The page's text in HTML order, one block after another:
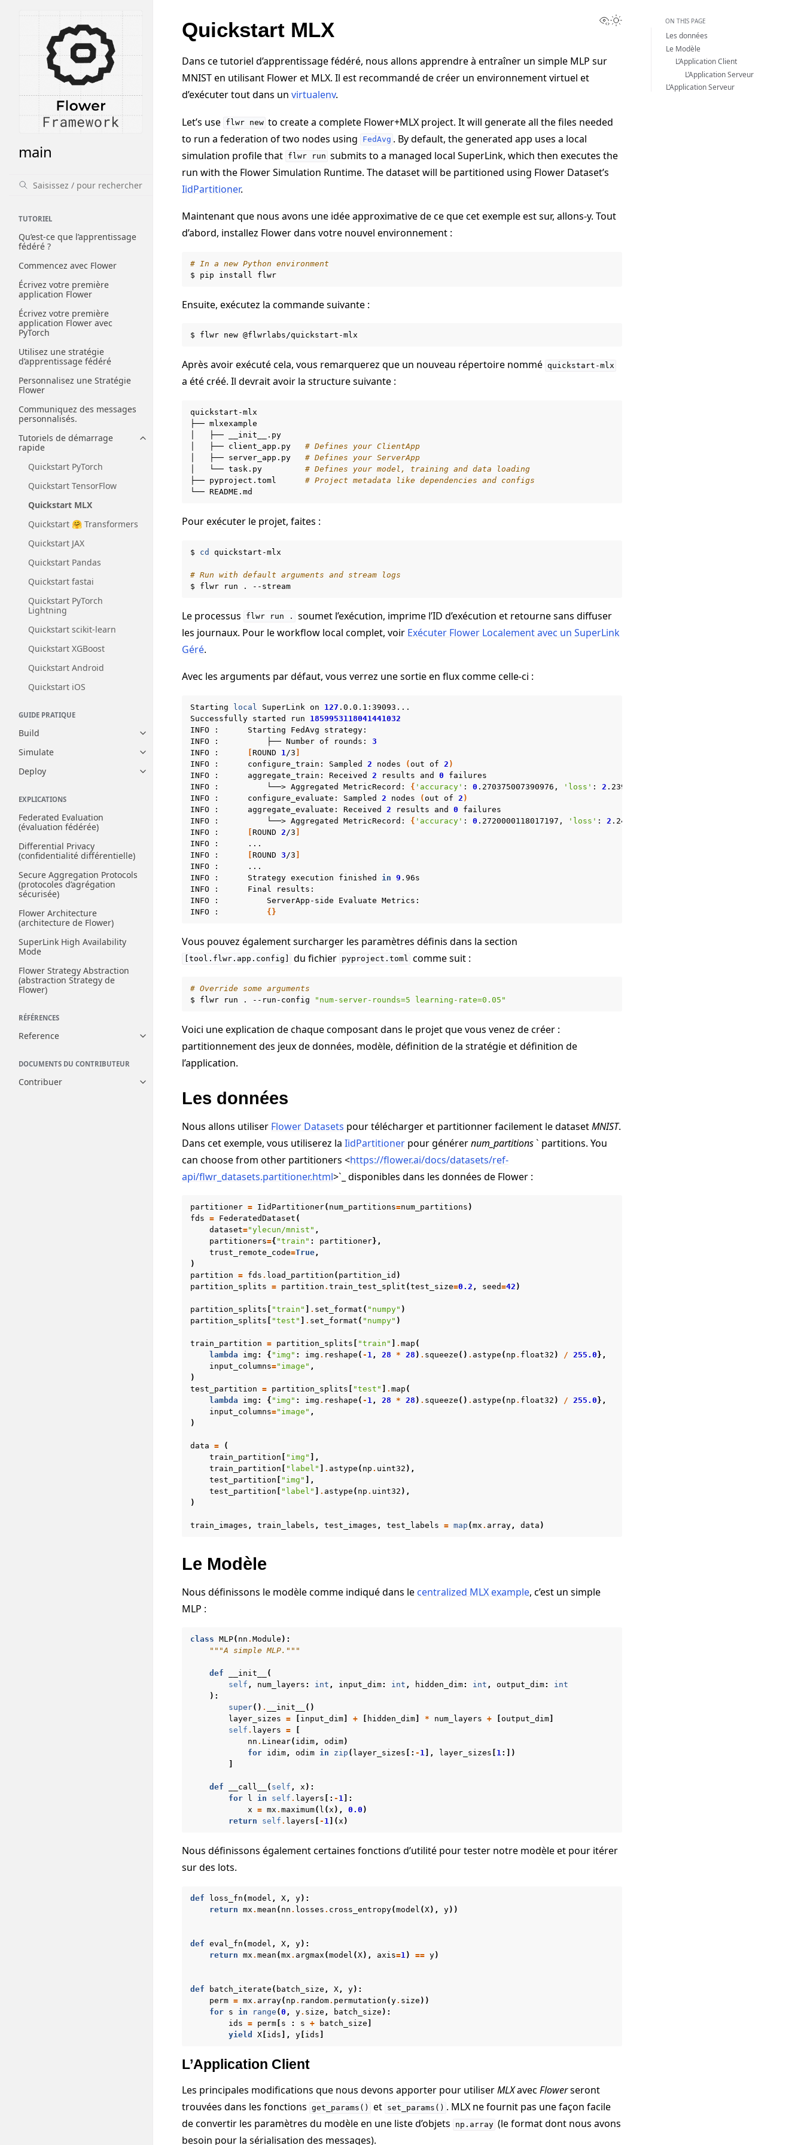
main
TUTORIEL
Qu’est-ce que l’apprentissage
fédéré ?
Commencez avec Flower
Écrivez votre première
application Flower
Écrivez votre première
application Flower avec
PyTorch
Utilisez une stratégie
d’apprentissage fédéré
Personnalisez une Stratégie
Flower
Communiquez des messages
personnalisés.
Tutoriels de démarrage
rapide
Toggle navigation of Tutoriels de démarrage rapide
Quickstart PyTorch
Quickstart TensorFlow
Quickstart MLX
Quickstart 🤗 Transformers
Quickstart JAX
Quickstart Pandas
Quickstart fastai
Quickstart PyTorch
Lightning
Quickstart scikit-learn
Quickstart XGBoost
Quickstart Android
Quickstart iOS
GUIDE PRATIQUE
Build
Toggle navigation of Build
Simulate
Toggle navigation of Simulate
Deploy
Toggle navigation of Deploy
EXPLICATIONS
Federated Evaluation
(évaluation fédérée)
Differential Privacy
(confidentialité différentielle)
Secure Aggregation Protocols
(protocoles d’agrégation
sécurisée)
Flower Architecture
(architecture de Flower)
SuperLink High Availability
Mode
Flower Strategy Abstraction
(abstraction Strategy de
Flower)
RÉFÉRENCES
Reference Toggle navigation of Reference
DOCUMENTS DU CONTRIBUTEUR
Contribuer Toggle navigation of Contribuer
View this page
Toggle Light / Dark / Auto color theme
Quickstart MLX
Dans ce tutoriel d’apprentissage fédéré, nous allons apprendre à entraîner un simple MLP sur
MNIST en utilisant Flower et MLX. Il est recommandé de créer un environnement virtuel et
d’exécuter tout dans un virtualenv.
Let’s use flwr new to create a complete Flower+MLX project. It will generate all the files needed
to run a federation of two nodes using
FedAvg . By default, the generated app uses a local
simulation profile that flwr run submits to a managed local SuperLink, which then executes the
run with the Flower Simulation Runtime. The dataset will be partitioned using Flower Dataset’s
IidPartitioner.
Maintenant que nous avons une idée approximative de ce que cet exemple est sur, allons-y. Tout
d’abord, installez Flower dans votre nouvel environnement :
# In a new Python environment
$
pip install
Ensuite, exécutez la commande suivante :
$ flwr new
Après avoir exécuté cela, vous remarquerez que un nouveau répertoire nommé quickstart-mlx
a été créé. Il devrait avoir la structure suivante :
quickstart-mlx
├── mlxexample
├──
__init__.py
├── client_app.py
# Defines your ClientApp
├── server_app.py
# Defines your ServerApp
└── task.py
# Defines your model, training and data loading
├── pyproject.toml
# Project metadata like dependencies and configs
└──
Pour exécuter le projet, faites :
$ cd quickstart-mlx
# Run with default arguments and stream logs
$
flwr run .
Le processus flwr run .
soumet l’exécution, imprime l’ID d’exécution et retourne sans diffuser
les journaux. Pour le workflow local complet, voir Exécuter Flower Localement avec un SuperLink
Géré.
Avec les arguments par défaut, vous verrez une sortie en flux comme celle-ci :
Starting local SuperLink on 127 .0.0.1:39093...
Successfully started run
1859953118041441032
INFO
: Starting FedAvg
strategy:
INFO
: ├── Number of rounds:
3
INFO
: ROUND 1 /3
INFO
: configure_train: Sampled 2 nodes (out of 2 )
INFO
: aggregate_train: Received 2 results and 0
failures
INFO
: └──> Aggregated MetricRecord: { 'accuracy' : 0 .270375007390976, 'loss' : 2 .2390866
INFO
: configure_evaluate: Sampled 2 nodes (out of 2 )
INFO
: aggregate_evaluate: Received 2 results and 0
failures
INFO
: └──> Aggregated MetricRecord: { 'accuracy' : 0 .2720000118017197, 'loss' : 2 .24028
INFO
: ROUND 2 /3
INFO
:
...
INFO
: ROUND 3 /3
INFO
:
...
INFO
: Strategy execution finished in 9 .96s
INFO
: Final
results:
INFO
: ServerApp-side Evaluate Metrics:
INFO
: {}
Vous pouvez également surcharger les paramètres définis dans la section
[tool.flwr.app.config] du fichier pyproject.toml comme suit :
# Override some arguments
$
flwr run . --run-config "num-server-rounds=5 learning-rate=0.05"
Voici une explication de chaque composant dans le projet que vous venez de créer :
partitionnement des jeux de données, modèle, définition de la stratégie et définition de
l’application.
Les données
Nous allons utiliser Flower Datasets pour télécharger et partitionner facilement le datasetMNIST.
Dans cet exemple, vous utiliserez la IidPartitioner pour générernum_partitions` partitions. You
can choose from other partitioners <https://flower.ai/docs/datasets/ref-
api/flwr_datasets.partitioner.html>`_ disponibles dans les données de Flower :
partitioner = IidPartitioner( num_partitions=num_partitions )
fds = FederatedDataset (
dataset="ylecun/mnist" ,
partitioners={ "train" : partitioner},
trust_remote_code=True,
)
partition = fds . load_partition ( partition_id )
partition_splits = partition . train_test_split (test_size=0.2 , seed=42 )
partition_splits "train" . set_format ( "numpy" )
partition_splits
"test" . set_format ( "numpy" )
train_partition = partition_splits "train" . map (
lambda
img : { "img" : img . reshape ( - 1, 28 * 28 ) . squeeze () . astype ( np . float32 ) / 255.0 },
input_columns="image" ,
)
test_partition = partition_splits "test" . map (
lambda
img : { "img" : img . reshape ( - 1, 28 * 28 ) . squeeze () . astype ( np . float32 ) / 255.0 },
input_columns="image" ,
)
data =
(
train_partition
"img"
],
train_partition
"label" . astype ( np . uint32 ),
test_partition
"img"
],
test_partition
"label" . astype ( np . uint32 ),
)
train_images , train_labels , test_images , test_labels = map (mx . array, data )
Le Modèle
Nous définissons le modèle comme indiqué dans le centralized MLX example, c’est un simple
MLP :
class MLP( nn . Module ):
"""A simple MLP."""
def __init__
(
self , num_layers : int , input_dim: int , hidden_dim: int , output_dim:
int
):
super() . __init__
()
layer_sizes = input_dim + hidden_dim * num_layers + output_dim
self . layers =
nn . Linear( idim, odim)
for idim, odim in zip ( layer_sizes [: - 1 ], layer_sizes 1:])
def __call__ ( self , x ):
for
l in self . layers [: - 1 ]:
x = mx . maximum( l (x ), 0.0 )
return
self . layers - 1 ](x )
Nous définissons également certaines fonctions d’utilité pour tester notre modèle et pour itérer
sur des lots.
def loss_fn (model , X , y):
return mx . mean ( nn . losses . cross_entropy(model (X), y))
def eval_fn (model , X , y):
return mx . mean (mx . argmax (model (X), axis=1 ) == y)
def batch_iterate ( batch_size , X , y):
perm = mx . array( np . random. permutation (y. size ))
for s in range (0 , y. size , batch_size ):
ids = perm s : s + batch_size
yield
X ids ], y ids
L’Application Client
Les principales modifications que nous devons apporter pour utiliserMLXavec Flowerseront
trouvées dans les fonctions get_params() et set_params() . MLX ne fournit pas une façon facile
de convertir les paramètres du modèle en une liste d’objets
np.array (le format dont nous avons
besoin pour la sérialisation des messages).
ON THIS PAGE
Les données
Le Modèle
L’Application Client
L’Application Serveur
L’Application Serveur